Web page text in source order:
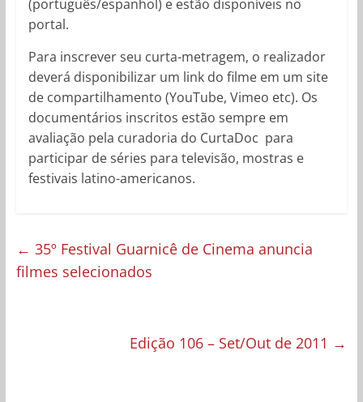
(português/espanhol) e estão disponíveis no
portal.
Para inscrever seu curta-metragem, o realizador
deverá disponibilizar um link do filme em um site
de compartilhamento (YouTube, Vimeo etc). Os
documentários inscritos estão sempre em
avaliação pela curadoria do CurtaDoc para
participar de séries para televisão, mostras e
festivais latino-americanos.
← 35º Festival Guarnicê de Cinema anuncia
filmes selecionados
Edição 106 – Set/Out de 2011 →